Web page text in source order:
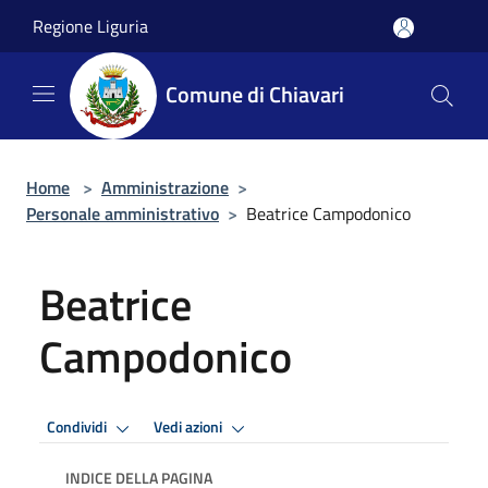
Regione Liguria
Comune di Chiavari
Home > Amministrazione >
Personale amministrativo > Beatrice Campodonico
Beatrice
Campodonico
Condividi Vedi azioni
INDICE DELLA PAGINA